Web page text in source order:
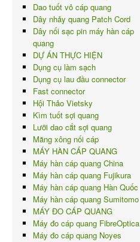
Dao tuốt vỏ cáp quang
Dây nhảy quang Patch Cord
Dây nối sạc pin máy hàn cáp
quang
DỰ ÁN THỰC HIỆN
Dụng cụ làm sạch
Dụng cụ lau đầu connector
Fast connector
Hội Thảo Vietsky
Kìm tuốt sợi quang
Lưỡi dao cắt sợi quang
Măng xông nối cáp
MÁY HÀN CÁP QUANG
Máy hàn cáp quang China
Máy hàn cáp quang Fujikura
Máy hàn cáp quang Hàn Quốc
Máy hàn cáp quang Sumitomo
MÁY ĐO CÁP QUANG
Máy đo cáp quang FibreOptica
Máy đo cáp quang Noyes